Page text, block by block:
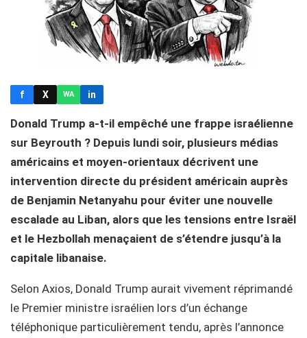
f X WA in
Donald Trump a-t-il empêché une frappe israélienne
sur Beyrouth ? Depuis lundi soir, plusieurs médias
américains et moyen-orientaux décrivent une
intervention directe du président américain auprès
de Benjamin Netanyahu pour éviter une nouvelle
escalade au Liban, alors que les tensions entre Israël
et le Hezbollah menaçaient de s’étendre jusqu’à la
capitale libanaise.
Selon Axios, Donald Trump aurait vivement réprimandé
le Premier ministre israélien lors d’un échange
téléphonique particulièrement tendu, après l’annonce